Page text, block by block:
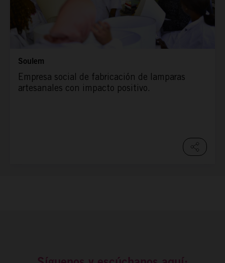
Soulem
Empresa social de fabricación de lamparas
artesanales con impacto positivo.